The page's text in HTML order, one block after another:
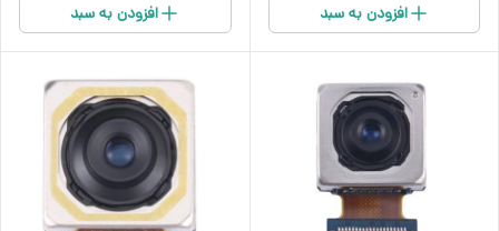
افزودن به سبد افزودن به سبد